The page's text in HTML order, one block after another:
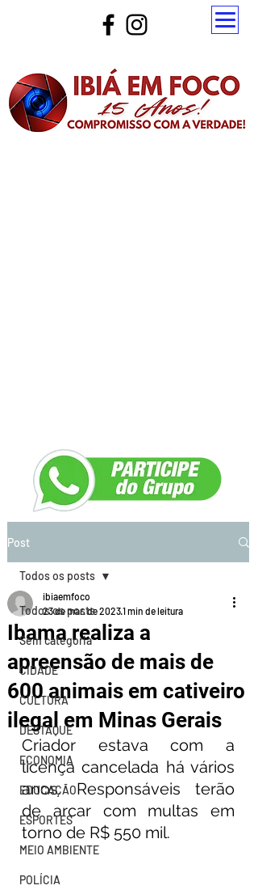
Post
Todos os posts
Sem categoria
CIDADE
CULTURA
DESTAQUE
ECONOMIA
EDUCAÇÃO
ESPORTES
MEIO AMBIENTE
POLÍCIA
Todos os posts
Ibama realiza a
apreensão de mais de
600 animais em cativeiro
ilegal em Minas Gerais
ibiaemfoco
23 de mar. de 20231 min de leitura
Criador estava com a
licença cancelada há vários
anos. Responsáveis terão
de arcar com multas em
torno de R$ 550 mil.